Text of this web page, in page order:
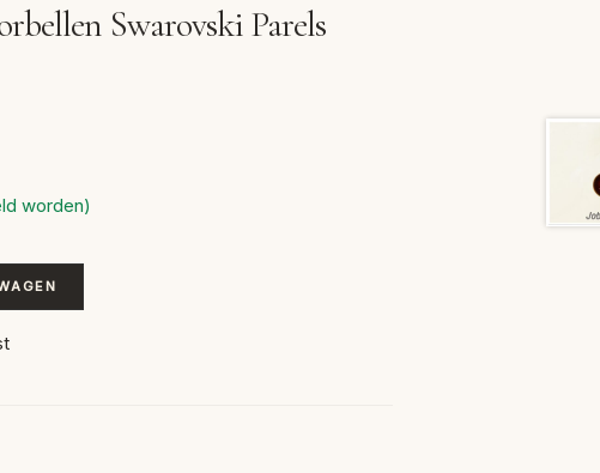
Swarovski Parels
worden)